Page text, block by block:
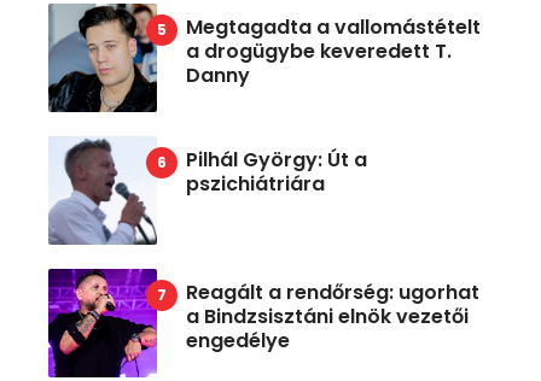
Megtagadta a vallomástételt
a drogügybe keveredett T.
Danny
Pilhál György: Út a
pszichiátriára
Reagált a rendőrség: ugorhat
a Bindzsisztáni elnök vezetői
engedélye